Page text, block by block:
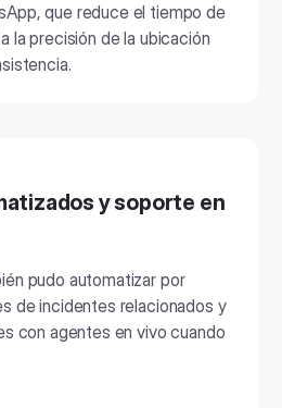
que reduce el tiempo de
la precisión de la ubicación
y soporte en
pudo automatizar por
de incidentes relacionados y
con agentes en vivo cuando